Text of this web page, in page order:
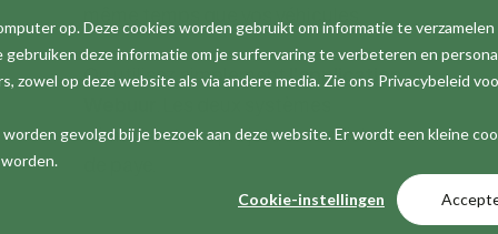
op. Deze cookies worden gebruikt om informatie te
deze informatie om je surfervaring te verbeteren en
zowel op deze website als via andere media. Zie ons Privacybeleid
gevolgd bij je bezoek aan deze website. Er wordt een kleine
Cookie-instellingen
Ou utilisez simplementl'application
alimentent vos projets et vos fiches